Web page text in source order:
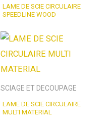
LAME DE SCIE CIRCULAIRE
SPEEDLINE WOOD
SCIAGE ET DECOUPAGE
LAME DE SCIE CIRCULAIRE
MULTI MATERIAL